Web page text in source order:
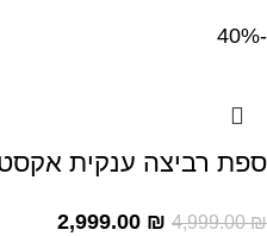
-40%
ספת רביצה ענקית
4,999.00₪
2,999.00 ₪